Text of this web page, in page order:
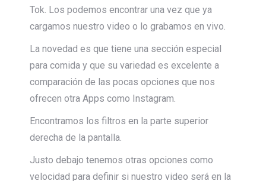
Tok. Los podemos encontrar una vez que ya
cargamos nuestro video o lo grabamos en vivo.
La novedad es que tiene una sección especial
para comida y que su variedad es excelente a
comparación de las pocas opciones que nos
ofrecen otra Apps como Instagram.
Encontramos los filtros en la parte superior
derecha de la pantalla.
Justo debajo tenemos otras opciones como
velocidad para definir si nuestro video será en la